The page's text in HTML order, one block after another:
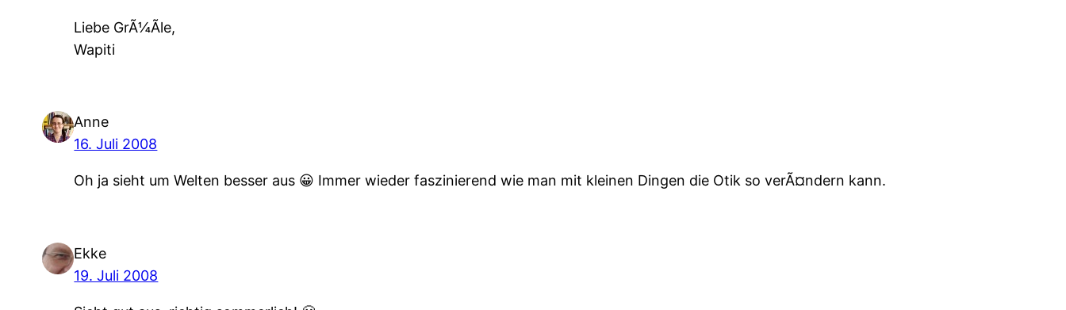
Liebe GrÃ¼Ãle,
Wapiti
Anne
16. Juli 2008
Oh ja sieht um Welten besser aus 😀 Immer wieder faszinierend wie man mit kleinen Dingen die Otik so verÃ¤ndern kann.
Ekke
19. Juli 2008